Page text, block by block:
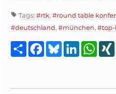
Tags: #rtk, #round table
#deutschland, #münchen, #top-
TeilenFacebook
BlueskyLinkedIn